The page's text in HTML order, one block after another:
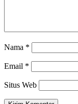
Nama *
Email *
Situs Web